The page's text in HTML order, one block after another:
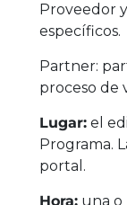
Proveedor
específicos.
Partner:
proceso de
Lugar: el
Programa.
portal.
Hora: una o